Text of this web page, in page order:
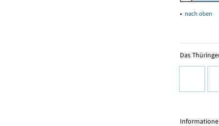
▴ nach oben
Das